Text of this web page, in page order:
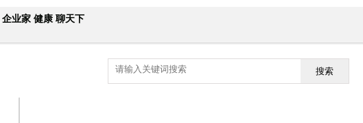
企业家 健康 聊天下
搜索